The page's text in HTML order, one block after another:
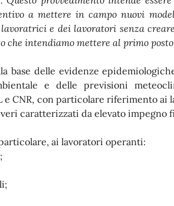
a mettere in campo nuovi
e dei lavoratori senza
che intendiamo mettere al primo
base delle evidenze
e delle previsioni
e CNR, con particolare riferimento
caratterizzati da elevato impegno
ai lavoratori operanti: